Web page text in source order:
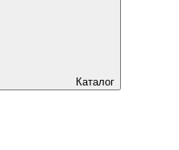
Каталог